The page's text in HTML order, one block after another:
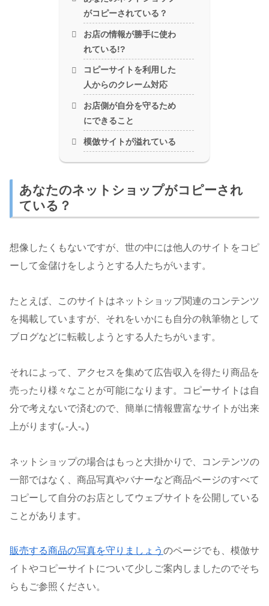
がコピーされている？
お店の情報が勝手に使わ
れている!?
コピーサイトを利用した
人からのクレーム対応
お店側が自分を守るため
にできること
模倣サイトが溢れている
あなたのネットショップがコピーされ
ている？
想像したくもないですが、世の中には他人のサイトをコピ
ーして金儲けをしようとする人たちがいます。
たとえば、このサイトはネットショップ関連のコンテンツ
を掲載していますが、それをいかにも自分の執筆物として
ブログなどに転載しようとする人たちがいます。
それによって、アクセスを集めて広告収入を得たり商品を
売ったり様々なことが可能になります。コピーサイトは自
分で考えないで済むので、簡単に情報豊富なサイトが出来
上がります(｡-人-｡)
ネットショップの場合はもっと大掛かりで、コンテンツの
一部ではなく、商品写真やバナーなど商品ページのすべて
コピーして自分のお店としてウェブサイトを公開している
ことがあります。
販売する商品の写真を守りましょう のページでも、模倣サ
イトやコピーサイトについて少しご案内しましたのでそち
らもご参照ください。